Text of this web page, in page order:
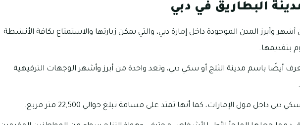
البطاريق في دبي
وأبرز المدن الموجودة داخل إمارة دبي، والتي يمكن زيارتها والاستمتاع بكافة الأنشطة
بتقديمها.
أيضًا باسم مدينة الثلج أو سكي دبي، وتعد واحدة من أبرز وأشهر الوجهات الترفيهية
داخل مول الإمارات، كما أنها تمتد على مسافة تبلغ حوالي 22,500 متر مربع.